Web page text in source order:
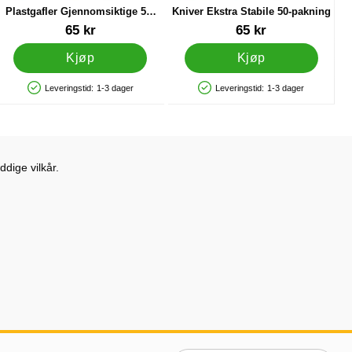
Plastgafler Gjennomsiktige 50-
pakning
Varenummer 12882
65 kr
Kjøp
Produkttilgjengelighet: På lager
Leveringstid: 1-3 dager
Kniver Ekstra Stabile 50-pakning
Varenummer 32152
65 kr
Kjøp
Produkttilgjengelighet: På lager
Leveringstid: 1-3 dager
vilkår.